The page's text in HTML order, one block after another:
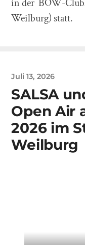
in der BOW-
Weilburg) statt.
Juli 13, 2026
SALSA
Open Air
2026 im
Weilburg